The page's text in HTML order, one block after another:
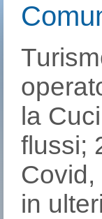
la
flussi;
in